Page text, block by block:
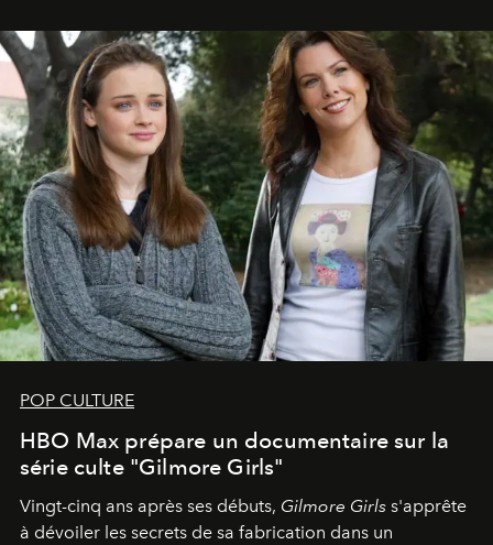
POP CULTURE
HBO Max prépare un documentaire sur la
série culte "Gilmore Girls"
Vingt-cinq ans après ses débuts, Gilmore Girls s'apprête
à dévoiler les secrets de sa fabrication dans un